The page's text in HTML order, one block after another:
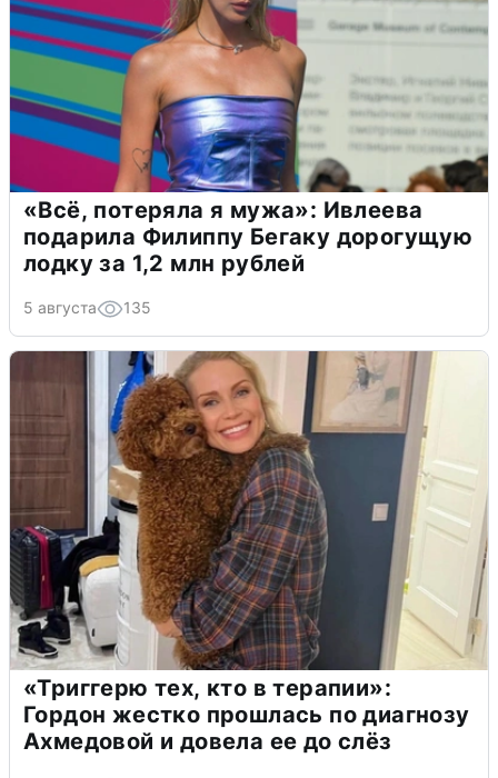
«Всё, потеряла я мужа»: Ивлеева
подарила Филиппу Бегаку дорогущую
лодку за 1,2 млн рублей
5 августа 135
«Триггерю тех, кто в терапии»:
Гордон жестко прошлась по диагнозу
Ахмедовой и довела ее до слёз